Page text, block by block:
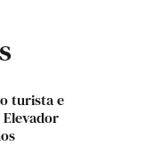
turista e